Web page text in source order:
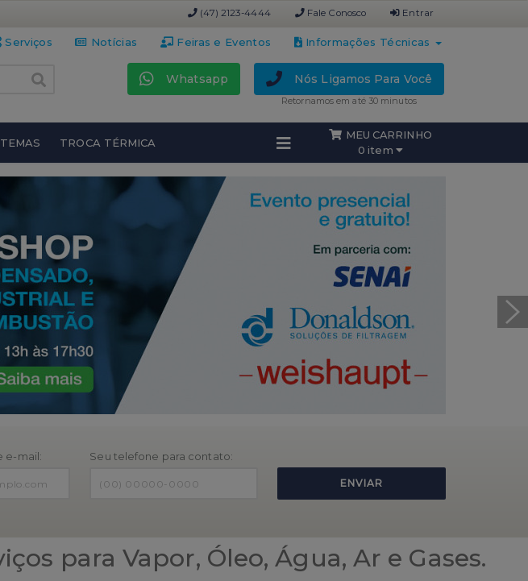
(47) 2123-4444 Fale Conosco Entrar
Serviços Notícias Feiras e Eventos Informações Técnicas
Nós Ligamos Para Você
Retornamos em até 30 minutos
Whatsapp
TROCA TÉRMICA
MEU CARRINHO
0 item
e-mail: Seu telefone para contato:
ENVIAR
para Vapor, Óleo, Água, Ar e Gases.